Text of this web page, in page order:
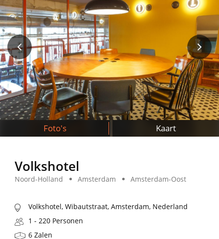
Foto's Kaart
Volkshotel
Noord-Holland Amsterdam Amsterdam-Oost
Volkshotel, Wibautstraat, Amsterdam, Nederland
1 - 220 Personen
6 Zalen